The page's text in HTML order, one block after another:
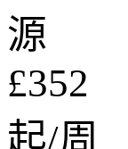
源
£352
起/周